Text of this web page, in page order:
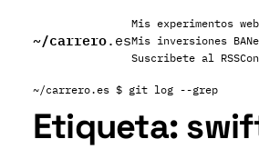
~/carrero.es
Mis experimentos web
Mis inversiones BA
Suscribete al RSS
~/carrero.es $ git log --grep
Etiqueta: